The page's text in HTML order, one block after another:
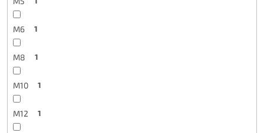
M6 1
M8 1
M10 1
M12 1